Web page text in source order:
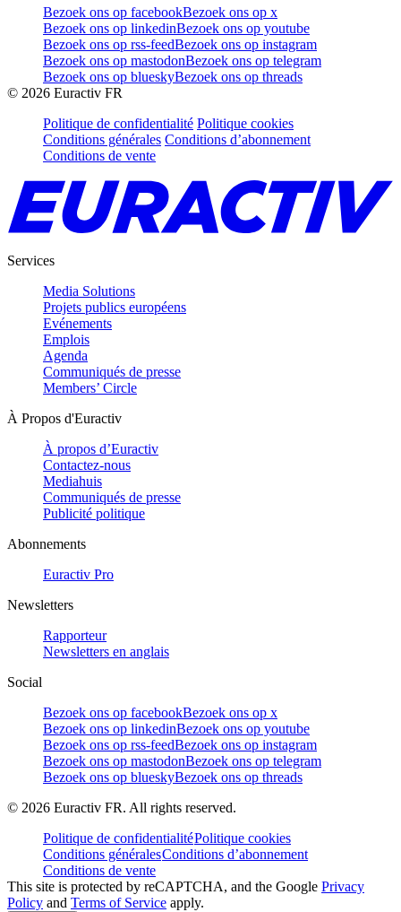
Bezoek ons op facebookBezoek ons op x
Bezoek ons op linkedinBezoek ons op youtube
Bezoek ons op rss-feedBezoek ons op instagram
Bezoek ons op mastodonBezoek ons op telegram
Bezoek ons op blueskyBezoek ons op threads
© 2026 Euractiv FR
Politique de confidentialité Politique cookies
Conditions générales Conditions d’abonnement
Conditions de vente
Services
Media Solutions
Projets publics européens
Evénements
Emplois
Agenda
Communiqués de presse
Members’ Circle
À Propos d'Euractiv
À propos d’Euractiv
Contactez-nous
Mediahuis
Communiqués de presse
Publicité politique
Abonnements
Euractiv Pro
Newsletters
Rapporteur
Newsletters en anglais
Social
Bezoek ons op facebookBezoek ons op x
Bezoek ons op linkedinBezoek ons op youtube
Bezoek ons op rss-feedBezoek ons op instagram
Bezoek ons op mastodonBezoek ons op telegram
Bezoek ons op blueskyBezoek ons op threads
© 2026 Euractiv FR. All rights reserved.
Politique de confidentialitéPolitique cookies
Conditions généralesConditions d’abonnement
Conditions de vente
This site is protected by reCAPTCHA, and the Google Privacy
Policy and Terms of Service apply.